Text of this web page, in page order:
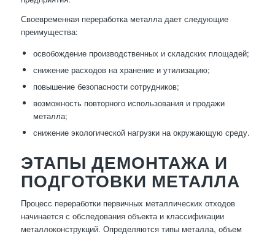
Своевременная переработка металла дает следующие
преимущества:
освобождение производственных и складских площадей;
снижение расходов на хранение и утилизацию;
повышение безопасности сотрудников;
возможность повторного использования и продажи
металла;
снижение экологической нагрузки на окружающую среду.
ЭТАПЫ ДЕМОНТАЖА И
ПОДГОТОВКИ МЕТАЛЛА
Процесс переработки первичных металлических отходов
начинается с обследования объекта и классификации
металлоконструкций. Определяются типы металла, объем